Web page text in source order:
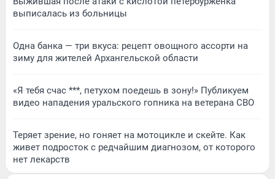
выписалась из больницы
Одна банка — три вкуса: рецепт овощного ассорти на
зиму для жителей Архангельской области
«Я тебя счас ***, петухом поедешь в зону!» Публикуем
видео нападения уральского гопника на ветерана СВО
Теряет зрение, но гоняет на мотоцикле и скейте. Как
живет подросток с редчайшим диагнозом, от которого
нет лекарств